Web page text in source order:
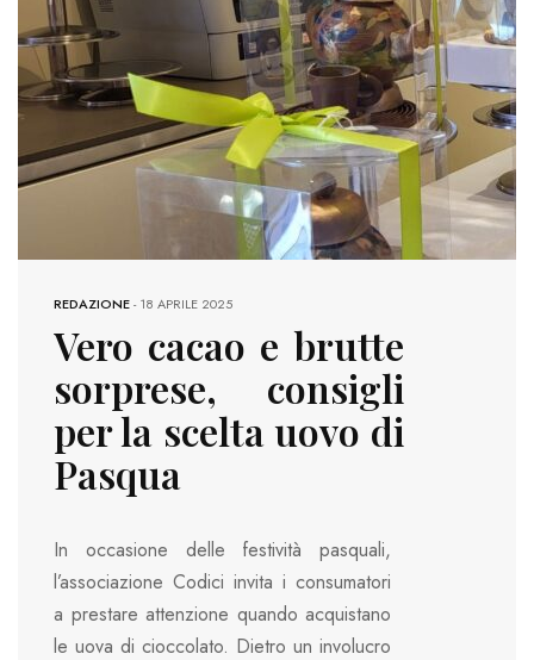
REDAZIONE-18 APRILE 2025
Vero cacao e brutte
sorprese, consigli
per la scelta uovo di
Pasqua
In occasione delle festività pasquali,
l’associazione Codici invita i consumatori
a prestare attenzione quando acquistano
le uova di cioccolato. Dietro un involucro